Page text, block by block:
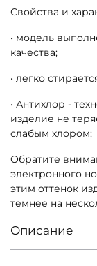
Свойства и
• модель
качества;
• легко
• Антихлор -
изделие не
слабым хлором;
Обратите
электронного
этим оттенок
темнее на
Описание